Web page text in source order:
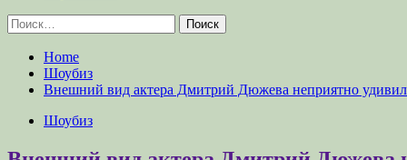
Найти:
Home
Шоубиз
Внешний вид актера Дмитрий Дюжева неприятно удивил
Шоубиз